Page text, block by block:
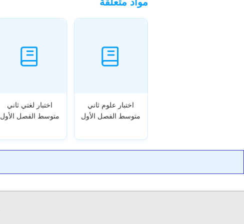
اختبار علوم ثاني
متوسط الفصل الأول
اختبار لغتي ثاني
متوسط الفصل الأول